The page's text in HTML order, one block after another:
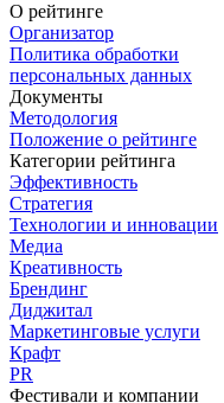
О рейтинге
Организатор
Политика обработки
персональных данных
Документы
Методология
Положение о рейтинге
Категории рейтинга
Эффективность
Стратегия
Технологии и инновации
Медиа
Креативность
Брендинг
Диджитал
Маркетинговые услуги
Крафт
PR
Фестивали и компании